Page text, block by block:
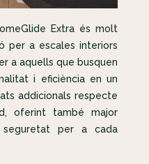
Extra és molt
per a escales interiors
a aquells que busquen
i eficiència en un
addicionals respecte
oferint també major
seguretat per a cada